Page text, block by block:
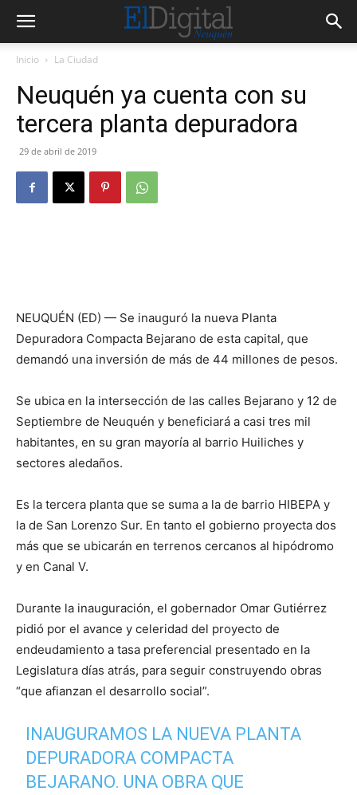
Inicio La Ciudad
Neuquén ya cuenta con su
tercera planta depuradora
29 de abril de 2019
NEUQUÉN (ED) — Se inauguró la nueva Planta
Depuradora Compacta Bejarano de esta capital, que
demandó una inversión de más de 44 millones de pesos.
Se ubica en la intersección de las calles Bejarano y 12 de
Septiembre de Neuquén y beneficiará a casi tres mil
habitantes, en su gran mayoría al barrio Huiliches y
sectores aledaños.
Es la tercera planta que se suma a la de barrio HIBEPA y
la de San Lorenzo Sur. En tanto el gobierno proyecta dos
más que se ubicarán en terrenos cercanos al hipódromo
y en Canal V.
Durante la inauguración, el gobernador Omar Gutiérrez
pidió por el avance y celeridad del proyecto de
endeudamiento a tasa preferencial presentado en la
Legislatura días atrás, para seguir construyendo obras
“que afianzan el desarrollo social”.
INAUGURAMOS LA NUEVA PLANTA
DEPURADORA COMPACTA
BEJARANO. UNA OBRA QUE